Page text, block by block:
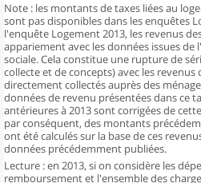
Note : les montants de taxes liées au
sont pas disponibles dans les enquêtes
l'enquête Logement 2013, les revenus
appariement avec les données issues
sociale. Cela constitue une rupture de
collecte et de concepts) avec les
directement collectés auprès des
données de revenu présentées dans ce
antérieures à 2013 sont corrigées de
par conséquent, des montants
ont été calculés sur la base de ces
données précédemment publiées.
Lecture : en 2013, si on considère les
remboursement et l'ensemble des